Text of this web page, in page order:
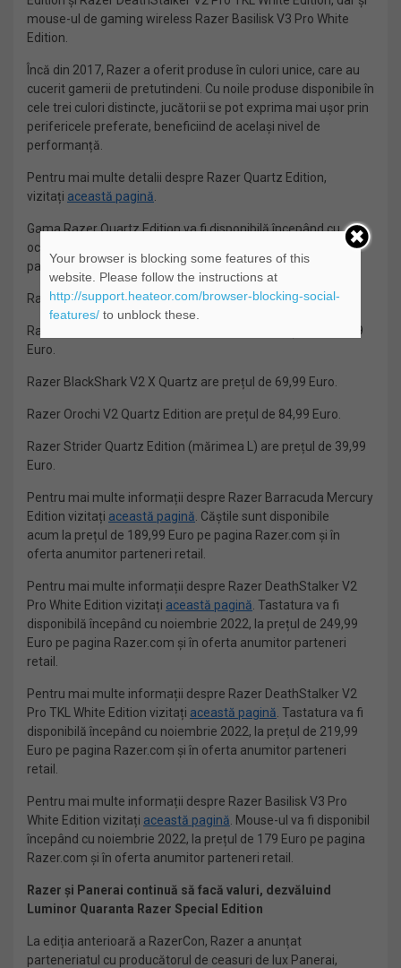
mouse-ul de gaming wireless Razer Basilisk V3 Pro White
Edition.
Încă din 2017, Razer a oferit produse în culori unice, care au
cucerit gamerii de pretutindeni. Cu noile produse disponibile în
cele trei culori distincte, jucătorii se pot exprima mai ușor prin
perifericele preferate, beneficiind de același nivel de
performanță.
Pentru mai multe detalii despre Razer Quartz Edition,
vizitați această pagină
Gama Razer Quartz Edition va fi disponibilă începând cu
octombrie 2022, pe pagina Razer.com și în oferta anumitor
parteneri retail.
Razer Barracuda Quartz Edition are prețul de 189,99 Euro.
Razer Huntsman V2 TKL Quartz Edition are prețul de 189,99
Euro.
Razer BlackShark V2 X Quartz are prețul de 69,99 Euro.
Razer Orochi V2 Quartz Edition are prețul de 84,99 Euro.
Razer Strider Quartz Edition (mărimea L) are prețul de 39,99
Euro.
Pentru mai multe informații despre Razer Barracuda Mercury
Edition vizitați această pagină . Căștile sunt disponibile
acum la prețul de 189,99 Euro pe pagina Razer.com și în
oferta anumitor parteneri retail.
Pentru mai multe informații despre Razer DeathStalker V2
Pro White Edition vizitați această pagină . Tastatura va fi
disponibilă începând cu noiembrie 2022, la prețul de 249,99
Euro pe pagina Razer.com și în oferta anumitor parteneri
retail.
Pentru mai multe informații despre Razer DeathStalker V2
Pro TKL White Edition vizitați această pagină . Tastatura va fi
disponibilă începând cu noiembrie 2022, la prețul de 219,99
Euro pe pagina Razer.com și în oferta anumitor parteneri
retail.
Pentru mai multe informații despre Razer Basilisk V3 Pro
White Edition vizitați această pagină . Mouse-ul va fi disponibil
începând cu noiembrie 2022, la prețul de 179 Euro pe pagina
Razer.com și în oferta anumitor parteneri retail.
Razer și Panerai continuă să facă valuri, dezvăluind
Luminor Quaranta Razer Special Edition
La ediția anterioară a RazerCon, Razer a anunțat
parteneriatul cu producătorul de ceasuri de lux Panerai,
Your browser is blocking some features of this
website. Please follow the instructions at
http://support.heateor.com/browser-blocking-social-
features/to unblock these.